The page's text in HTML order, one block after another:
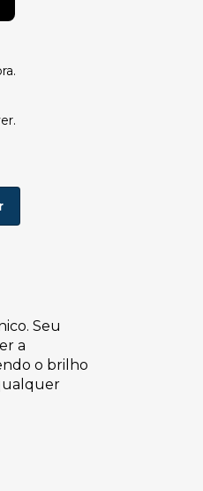
Seu
a
o brilho